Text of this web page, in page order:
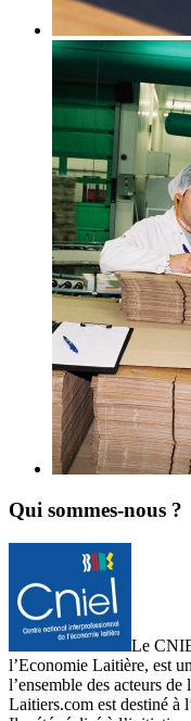
Qui sommes-nous ?
Le
l’Economie Laitière, est
l’ensemble des acteurs
Laitiers.com est destiné à